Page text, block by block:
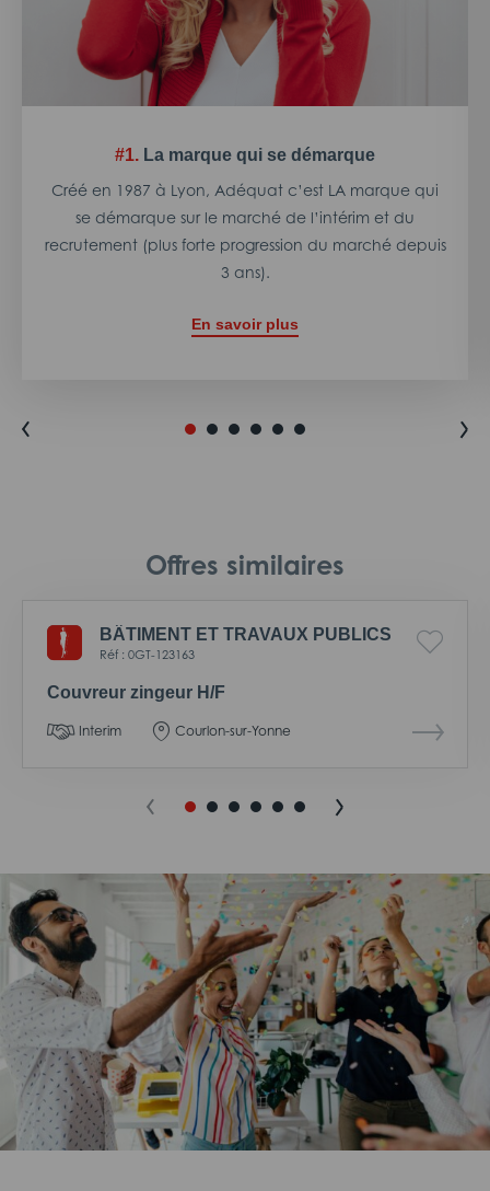
#1. La marque qui se démarque
Créé en 1987 à Lyon, Adéquat c’est LA marque qui
se démarque sur le marché de l’intérim et du
recrutement (plus forte progression du marché depuis
3 ans).
En savoir plus
Offres similaires
BÂTIMENT ET TRAVAUX PUBLICS
Réf : 0GT-123163
Couvreur zingeur H/F
Interim Courlon-sur-Yonne